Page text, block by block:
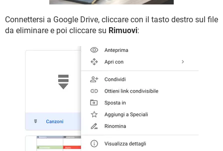
Connettersi a Google Drive, cliccare con il tasto destro sul file
da eliminare e poi cliccare su Rimuovi: